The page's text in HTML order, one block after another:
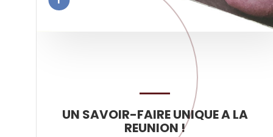
UN SAVOIR-FAIRE UNIQUE A LA
REUNION !